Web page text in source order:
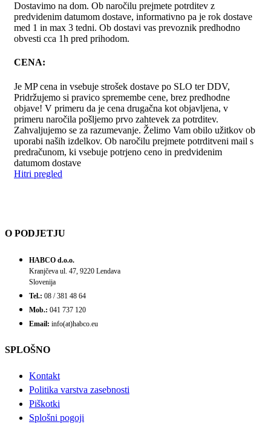
Dostavimo na dom. Ob naročilu prejmete potrditev z
predvidenim datumom dostave, informativno pa je rok dostave
med 1 in max 3 tedni. Ob dostavi vas prevoznik predhodno
obvesti cca 1h pred prihodom.
CENA:
Je MP cena in vsebuje strošek dostave po SLO ter DDV,
Pridržujemo si pravico spremembe cene, brez predhodne
objave! V primeru da je cena drugačna kot objavljena, v
primeru naročila pošljemo prvo zahtevek za potrditev.
Zahvaljujemo se za razumevanje. Želimo Vam obilo užitkov ob
uporabi naših izdelkov. Ob naročilu prejmete potrditveni mail s
predračunom, ki vsebuje potrjeno ceno in predvidenim
datumom dostave
Hitri pregled
O PODJETJU
HABCO d.o.o.
Kranjčeva ul. 47, 9220 Lendava
Slovenija
Tel.: 08 / 381 48 64
Mob.: 041 737 120
Email: info(at)habco.eu
SPLOŠNO
Kontakt
Politika varstva zasebnosti
Piškotki
Splošni pogoji